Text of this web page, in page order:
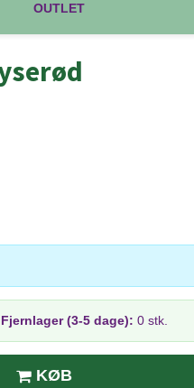
OUTLET
Fjernlager (3-5 dage): 0 stk.
KØB